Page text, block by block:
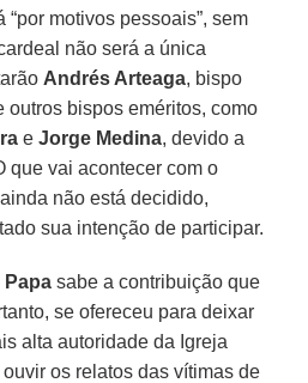
“por motivos pessoais”, sem
não será a única
Andrés Arteaga, bispo
outros bispos eméritos, como
eJorge Medina, devido a
que vai acontecer com o
ainda não está decidido,
sua intenção de participar.
Papa sabe a contribuição que
se ofereceu para deixar
alta autoridade da Igreja
os relatos das vítimas de